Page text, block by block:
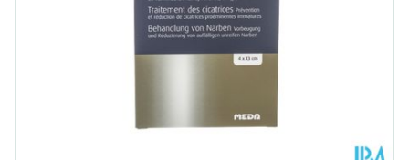
Kamertemperatuur (15°C - 25°C)